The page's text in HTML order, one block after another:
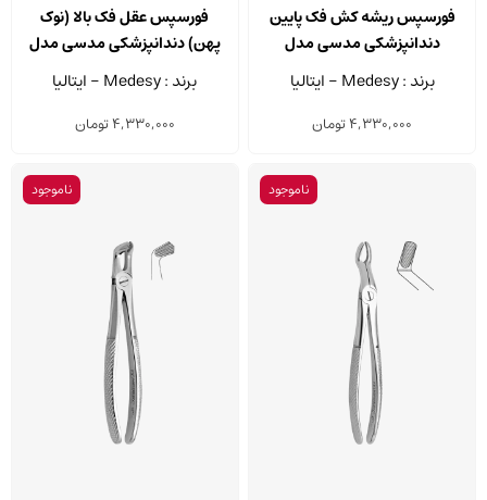
فورسپس ریشه کش فک پایین
دندانپزشکی مدسی مدل
2500/74
برند : Medesy - ایتالیا
4,330,000تومان
فورسپس عقل فک بالا (نوک
پهن) دندانپزشکی مدسی مدل
2500/67A
برند : Medesy - ایتالیا
4,330,000تومان
ناموجود ناموجود